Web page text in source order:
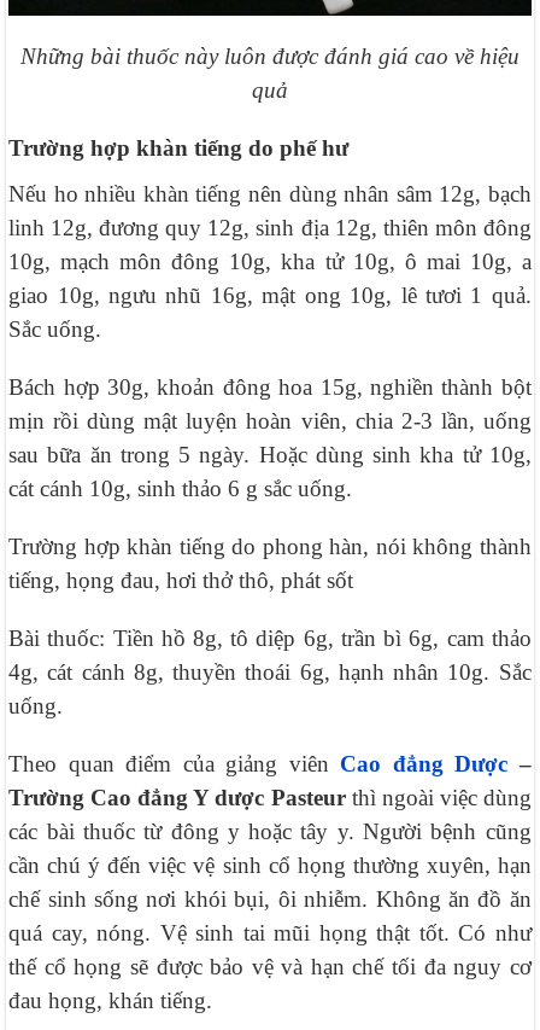
Những bài thuốc này luôn được đánh giá cao về hiệu
quả
Trường hợp khàn tiếng do phế hư
Nếu ho nhiều khàn tiếng nên dùng nhân sâm 12g, bạch
linh 12g, đương quy 12g, sinh địa 12g, thiên môn đông
10g, mạch môn đông 10g, kha tử 10g, ô mai 10g, a
giao 10g, ngưu nhũ 16g, mật ong 10g, lê tươi 1 quả.
Sắc uống.
Bách hợp 30g, khoản đông hoa 15g, nghiền thành bột
mịn rồi dùng mật luyện hoàn viên, chia 2-3 lần, uống
sau bữa ăn trong 5 ngày. Hoặc dùng sinh kha tử 10g,
cát cánh 10g, sinh thảo 6 g sắc uống.
Trường hợp khàn tiếng do phong hàn, nói không thành
tiếng, họng đau, hơi thở thô, phát sốt
Bài thuốc: Tiền hồ 8g, tô diệp 6g, trần bì 6g, cam thảo
4g, cát cánh 8g, thuyền thoái 6g, hạnh nhân 10g. Sắc
uống.
Theo quan điểm của giảng viên Cao đẳng Dược –
Trường Cao đẳng Y dược Pasteurthì ngoài việc dùng
các bài thuốc từ đông y hoặc tây y. Người bệnh cũng
cần chú ý đến việc vệ sinh cổ họng thường xuyên, hạn
chế sinh sống nơi khói bụi, ôi nhiễm. Không ăn đồ ăn
quá cay, nóng. Vệ sinh tai mũi họng thật tốt. Có như
thế cổ họng sẽ được bảo vệ và hạn chế tối đa nguy cơ
đau họng, khán tiếng.